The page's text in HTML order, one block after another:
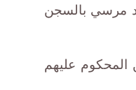
مرسي بالسجن
المحكوم عليهم